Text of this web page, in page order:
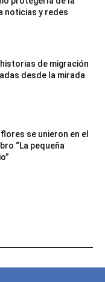
noticias y redes
de migración
desde la mirada
se unieron en el
“La pequeña